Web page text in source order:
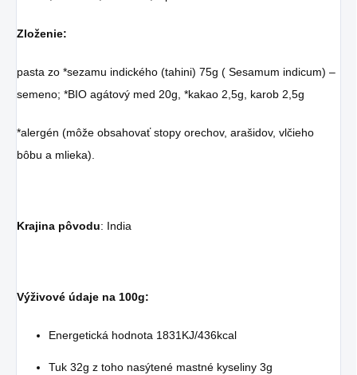
Zloženie:
pasta zo *sezamu indického (tahini) 75g ( Sesamum indicum) –
semeno; *BIO agátový med 20g, *kakao 2,5g, karob 2,5g
*alergén (môže obsahovať stopy orechov, arašidov, vlčieho
bôbu a mlieka).
Krajina pôvodu: India
Výživové údaje na 100g:
Energetická hodnota 1831KJ/436kcal
Tuk 32g z toho nasýtené mastné kyseliny 3g